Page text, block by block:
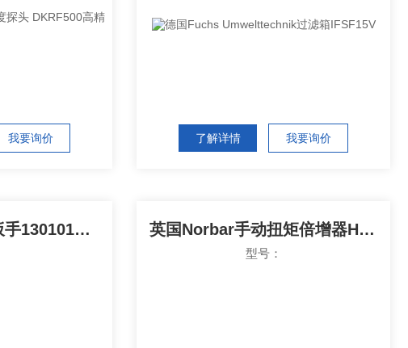
我要询价 了解详情 我要询价
英国Norbar扭矩扳手130101操作便捷 英国Norbar手动扭矩倍增器HT52-181444
型号：